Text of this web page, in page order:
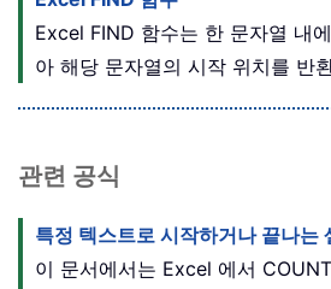
Excel FIND 함수는 한 문자열 내
아 해당 문자열의 시작 위치를 반
관련 공식
특정 텍스트로 시작하거나 끝나는
이 문서에서는 Excel 에서